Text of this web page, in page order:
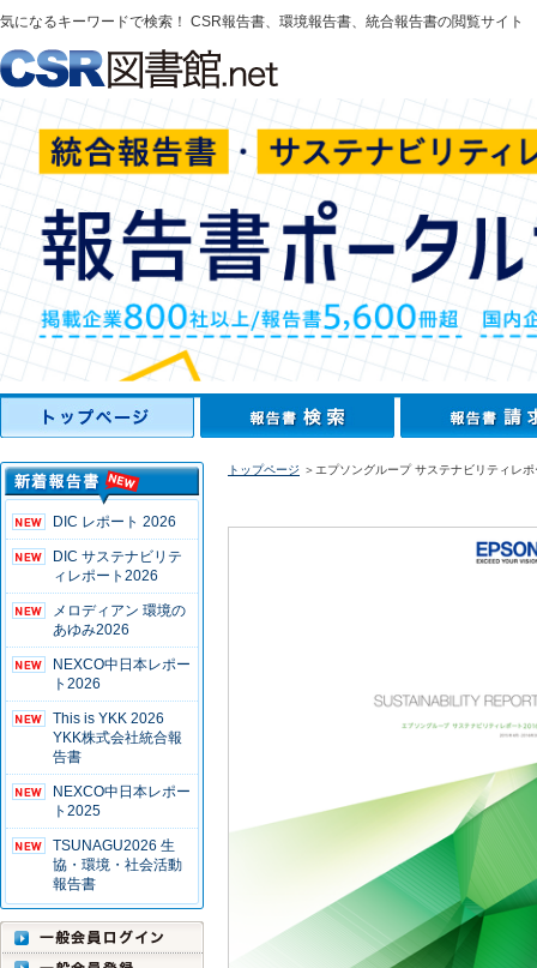
気になるキーワードで検索！ CSR報告書、環境報告書、統合報告書の閲覧サイト
DIC レポート 2026
DIC サステナビリテ
ィレポート2026
メロディアン 環境の
あゆみ2026
NEXCO中日本レポー
ト2026
This is YKK 2026
YKK株式会社統合報
告書
NEXCO中日本レポー
ト2025
TSUNAGU2026 生
協・環境・社会活動
報告書
トップページ ＞エプソングループ サステナビリティレ